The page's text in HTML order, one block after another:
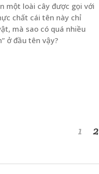
một loài cây được gọi với
chất cái tên này chỉ
mà sao có quá nhiều
ở đầu tên vậy?
1 2